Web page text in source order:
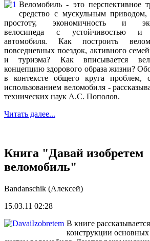
Веломобиль - это перспективное
средство смускульным
простоту, экономичность и
велосипеда сустойчивостью и
автомобиля. Как построить
повседневных поездок, активного с
и туризма? Как вписывается
концепцию здорового образа жизни?
в контексте общего круга проблем,
использованием веломобиля - расс
технических наук А.С. Пополов.
Читать далее...
Книга "Давай изобретем
веломобиль"
Bandanschik (Алексей)
15.03.11 02:28
В книге
конструкции основных